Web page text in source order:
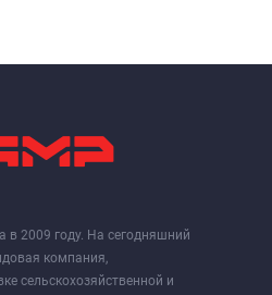
2009 году. На сегодняшний
компания,
сельскохозяйственной и